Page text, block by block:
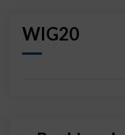
WIG20